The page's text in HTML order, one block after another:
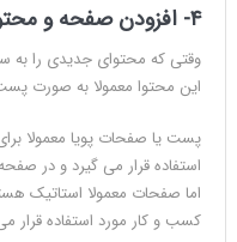
۴- افزودن صفحه و محتوا به سایت
وقتی که محتوای جدیدی را به
این محتوا معمولا به صورت
استفاده قرار می گیرد و در
اما صفحات معمولا استاتیک
کسب و کار مورد استفاده قرار